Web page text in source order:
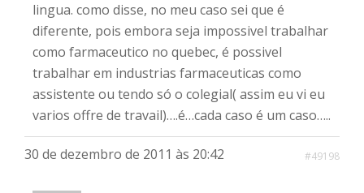
lingua. como disse, no meu caso sei que é
diferente, pois embora seja impossivel trabalhar
como farmaceutico no quebec, é possivel
trabalhar em industrias farmaceuticas como
assistente ou tendo só o colegial( assim eu vi eu
varios offre de travail)….é…cada caso é um caso…..
30 de dezembro de 2011 às 20:42 #49198